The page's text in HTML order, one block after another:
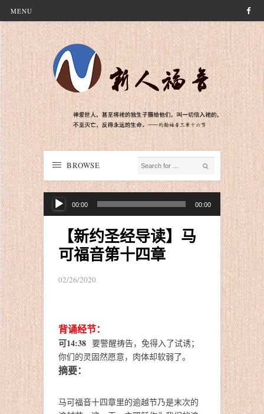
MENU
BROWSE
00:00 00:00
【新约圣经导读】马
可福音第十四章
02/26/2020
背诵经节：
可14:38 要警醒祷告，免得入了试诱；
你们的灵固然愿意，肉体却软弱了。
摘要：
马可福音十四章里的逾越节乃是末次的